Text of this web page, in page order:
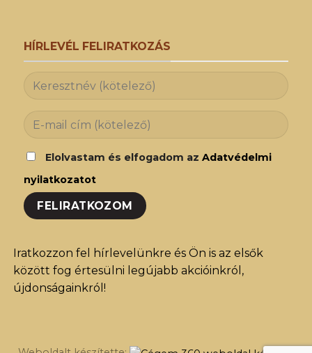
HÍRLEVÉL FELIRATKOZÁS
Elolvastam és elfogadom az Adatvédelmi
nyilatkozatot
Iratkozzon fel hírlevelünkre és Ön is az elsők
között fog értesülni legújabb akcióinkról,
újdonságainkról!